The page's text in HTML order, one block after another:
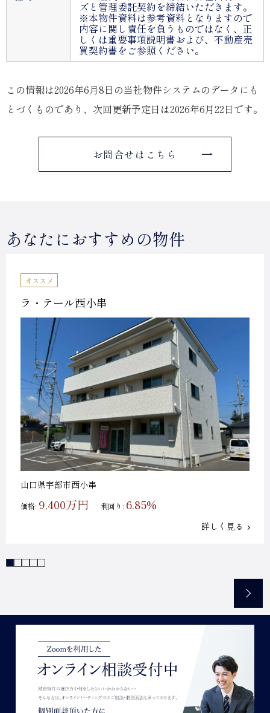
ズと管理委託契約を締結いただきます。
※本物件資料は参考資料となりますので
内容に関し責任を負うものではなく、正
しくは重要事項説明書および、不動産売
買契約書をご参照ください。
この情報は2026年6月8日の当社物件システムのデータにも
とづくものであり、次回更新予定日は2026年6月22日です。
お問合せはこちら
あなたにおすすめの物件
オススメ
ラ・テール西小串
山口県宇部市西小串
価格: 9,400万円 利回り: 6.85%
詳しく見る